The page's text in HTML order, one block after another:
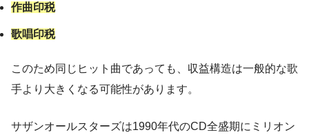
作曲印税
歌唱印税
このため同じヒット曲であっても、収益構造は一般的な歌
手より大きくなる可能性があります。
サザンオールスターズは1990年代のCD全盛期にミリオン